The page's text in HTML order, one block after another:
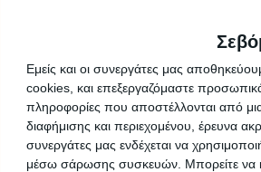
Εμείς και οι συνεργάτες μας
cookies, και επεξεργαζόμαστε
πληροφορίες που αποστέλλονται από μια
διαφήμισης και περιεχομένου, έρευνα
συνεργάτες μας ενδέχεται να
μέσω σάρωσης συσκευών. Μπορείτε να